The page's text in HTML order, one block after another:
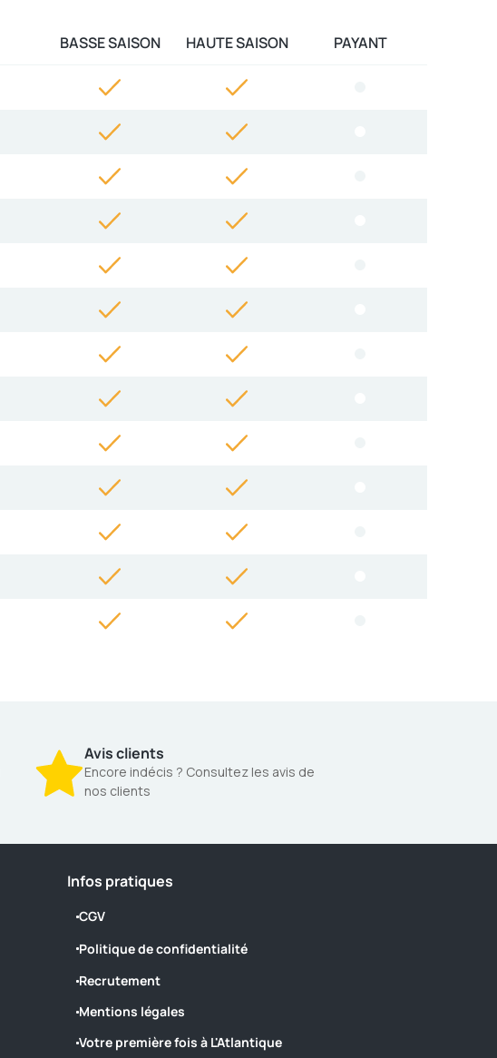
BASSE SAISON HAUTE SAISON PAYANT
Avis clients
Encore indécis ? Consultez les avis de
nos clients
Infos pratiques
CGV
Politique de confidentialité
Recrutement
Mentions légales
Votre première fois à L'Atlantique